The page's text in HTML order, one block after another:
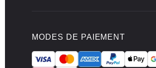
MODES DE PAIEMENT